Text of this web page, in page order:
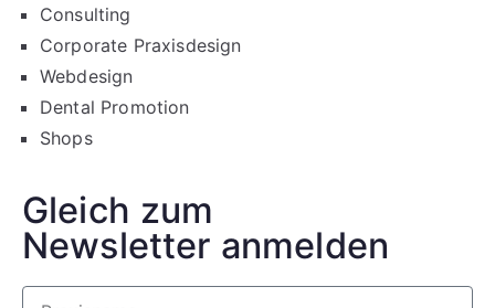
Gleich zum
Newsletter anmelden
Consulting
Corporate Praxisdesign
Webdesign
Dental Promotion
Shops